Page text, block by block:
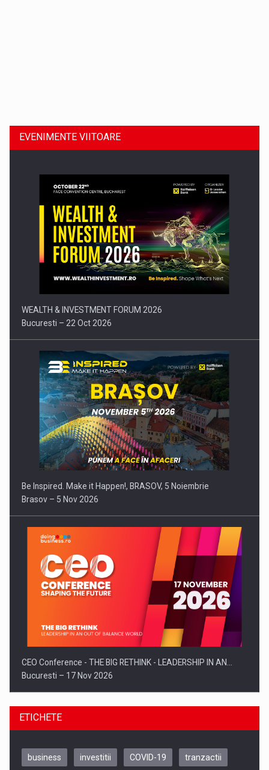
Comunicat de presa: Joburile part-time reincep sa intre pe…
EVENIMENTE VIITOARE
WEALTH & INVESTMENT FORUM 2026
Bucuresti – 22 Oct 2026
Be Inspired. Make it Happen!, BRASOV, 5 Noiembrie
Brasov – 5 Nov 2026
CEO Conference - THE BIG RETHINK - LEADERSHIP IN AN…
Bucuresti – 17 Nov 2026
ETICHETE
business investitii COVID-19 tranzactii